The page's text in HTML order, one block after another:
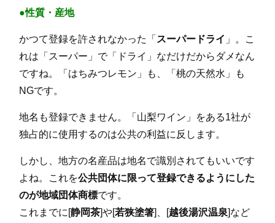
●性質・産地
かつて登録を許されなかった「 スーパードライ 」。こ
れは「スーパー」で「ドライ」なだけだからダメなん
ですね。「はちみつレモン」も、「桃の天然水」も
NGです。
地名も登録できません。「山梨ワイン」をある1社が
独占的に使用するのは公共の利益に反します。
しかし、地方の名産品は地名で識別されてもいいです
よね。これを公共団体に限って登録できるようにした
のが地域団体商標です。
これまでに[静岡茶]や[若狭塗箸]、[越後湯沢温泉]など